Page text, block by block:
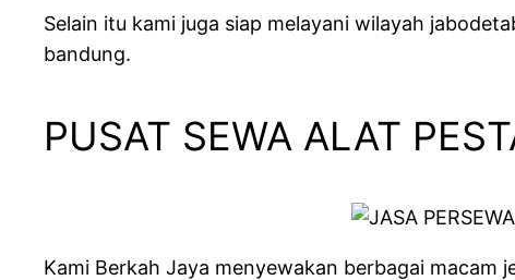
Selain itu kami juga siap melayani wilayah
bandung.
PUSAT SEWA ALAT
Kami Berkah Jaya menyewakan berbagai macam